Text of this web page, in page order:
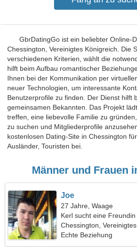
GbrDatingGo ist ein beliebter Online-
Chessington, Vereinigtes Königreich. Die
verschiedenen Kriterien, wählt die
hilft beim Aufbau romantischer
Ihnen bei der Kommunikation per
neuer Technologien, um interessante
Benutzerprofile zu finden. Der Dienst hilft
gemeinsamen Bekannten. Das Projekt
treffen, eine liebevolle Familie zu
zu suchen und Mitgliederprofile
kostenlosen Dating-Site in Chessington
Ausländer, Touristen bei.
Männer und Frauen
Joe
27 Jahre, Waage
Kerl sucht eine Freundin
Chessington,
Echte Beziehung